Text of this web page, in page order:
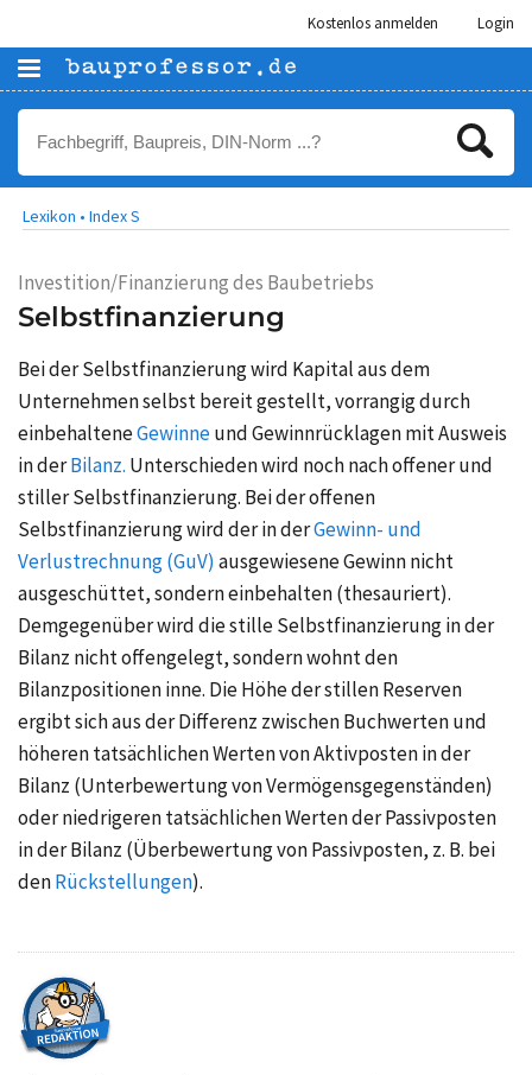
Kostenlos anmelden Login
Lexikon • Index S
Investition/Finanzierung des Baubetriebs
Selbstfinanzierung
Bei der Selbstfinanzierung wird Kapital aus dem
Unternehmen selbst bereit gestellt, vorrangig durch
einbehalteneGewinneundGewinnrücklagenmit Ausweis
in derBilanz. Unterschieden wird noch nach offener und
stiller Selbstfinanzierung. Bei der offenen
Selbstfinanzierung wird der in derGewinn- und
Verlustrechnung (GuV) ausgewiesene Gewinn nicht
ausgeschüttet, sondern einbehalten (thesauriert).
Demgegenüber wird die stille Selbstfinanzierung in der
Bilanz nicht offengelegt, sondern wohnt den
Bilanzpositionen inne. Die Höhe der stillen Reserven
ergibt sich aus der Differenz zwischen Buchwerten und
höheren tatsächlichen Werten von Aktivposten in der
Bilanz (Unterbewertung von Vermögensgegenständen)
oder niedrigeren tatsächlichen Werten der Passivposten
in der Bilanz (Überbewertung von Passivposten, z. B. bei
denRückstellungen).